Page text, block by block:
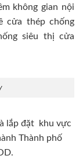
không gian nội
cửa thép chống
siêu thị cửa
lắp đặt khu vực
Thành phố